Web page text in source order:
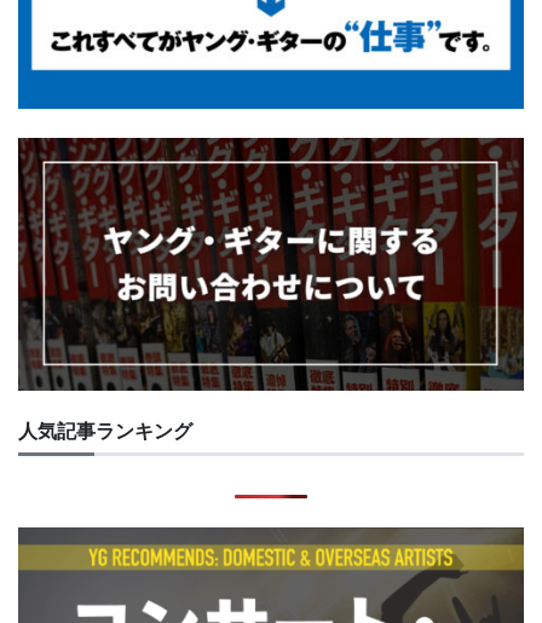
人気記事ランキング